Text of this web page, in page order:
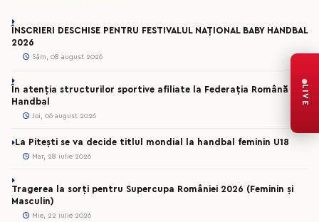
ÎNSCRIERI DESCHISE PENTRU FESTIVALUL NAȚIONAL BABY HANDBAL
2026
Sâm, 08 august 2026
În atenția structurilor sportive afiliate la Federația Română de
Handbal
Joi, 06 august 2026
La Pitești se va decide titlul mondial la handbal feminin U18
Mar, 28 iulie 2026
Tragerea la sorți pentru Supercupa României 2026 (Feminin și
Masculin)
Mie, 22 iulie 2026
LIVE